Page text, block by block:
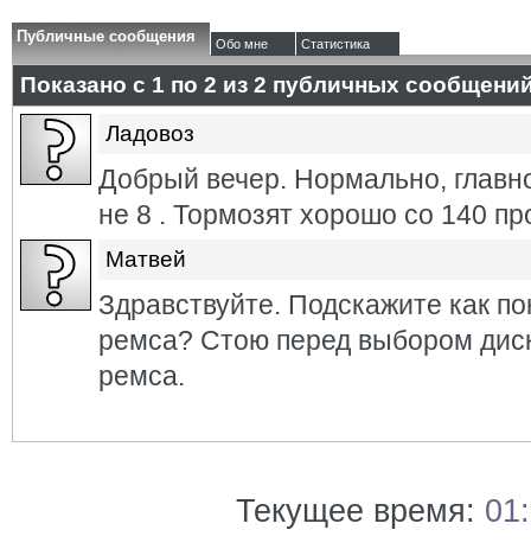
Публичные сообщения Обо мне Статистика
Показано с 1 по 2 из 2 публичных
Ладовоз
Добрый вечер. Нормально,
не 8 . Тормозят хорошо со 140
Матвей
Здравствуйте. Подскажите как
ремса? Стою перед выбором
ремса.
Текущее время: